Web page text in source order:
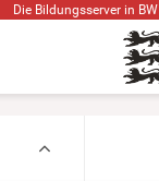
Die Bildungsserver in BW